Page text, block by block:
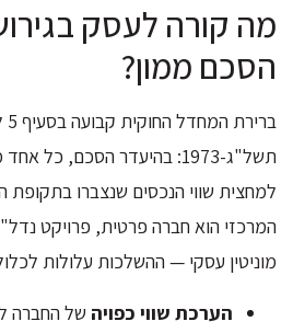
מה קורה לעסק
הסכם ממון?
תשל"ג-1973: בהיעדר הסכם, כל
למחצית שווי הנכסים שנצברו בתקופת
המרכזי הוא חברה פרטית, פרויקט
מוניטין עסקי — ההשלכות עלולות
הערכת שווי כפויה של החברה